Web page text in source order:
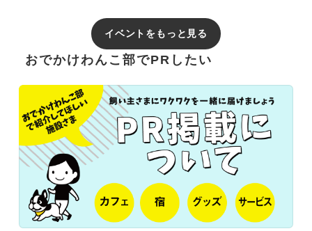
イベントをもっと見る
おでかけわんこ部でPRしたい